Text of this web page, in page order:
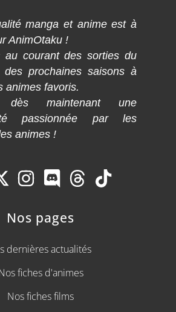
manga et anime est à
AnimOtaku !
au courant des sorties du
prochaines saisons à
animes favoris.
dès maintenant une
passionnée par les
animes !
Nos pages
dernières actualités
fiches d'animes
Nos fiches films